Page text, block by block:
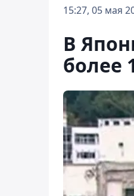
15:27, 05 мая
В
более